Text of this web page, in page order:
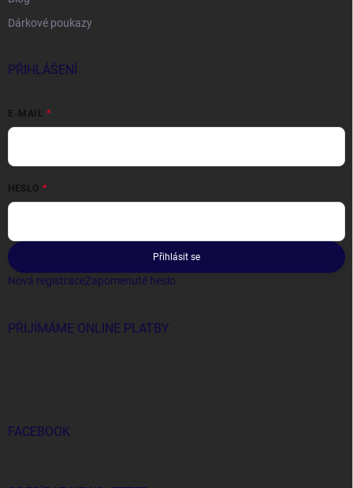
Dárkové poukazy
PŘIHLÁŠENÍ
E-MAIL
HESLO
Přihlásit se
Nová registraceZapomenuté heslo
PŘIJÍMÁME ONLINE PLATBY
FACEBOOK